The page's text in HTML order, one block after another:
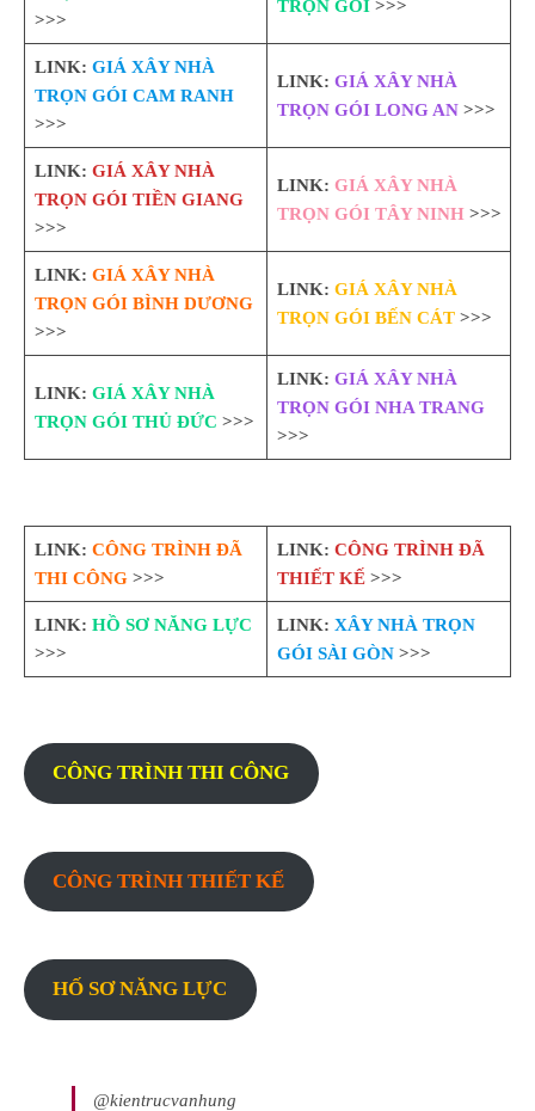
>>>
TRỌN GÓI>>>
LINK: GIÁ XÂY NHÀ
TRỌN GÓI CAM RANH
>>>
LINK: GIÁ XÂY NHÀ
TRỌN GÓI LONG AN>>>
LINK: GIÁ XÂY NHÀ
TRỌN GÓI TIỀN GIANG
>>>
LINK: GIÁ XÂY NHÀ
TRỌN GÓI TÂY NINH>>>
LINK: GIÁ XÂY NHÀ
TRỌN GÓI BÌNH DƯƠNG
>>>
LINK: GIÁ XÂY NHÀ
TRỌN GÓI BẾN CÁT>>>
LINK: GIÁ XÂY NHÀ
TRỌN GÓI THỦ ĐỨC >>>
LINK: GIÁ XÂY NHÀ
TRỌN GÓI NHA TRANG
>>>
LINK: CÔNG TRÌNH ĐÃ
THI CÔNG>>>
LINK: CÔNG TRÌNH ĐÃ
THIẾT KẾ>>>
LINK: HỒ SƠ NĂNG LỰC
>>>
LINK: XÂY NHÀ TRỌN
GÓI SÀI GÒN>>>
CÔNG TRÌNH THI CÔNG
CÔNG TRÌNH THIẾT KẾ
HỐ SƠ NĂNG LỰC
@kientrucvanhung